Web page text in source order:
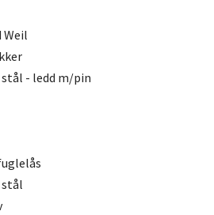
Weil
- ledd m/pin